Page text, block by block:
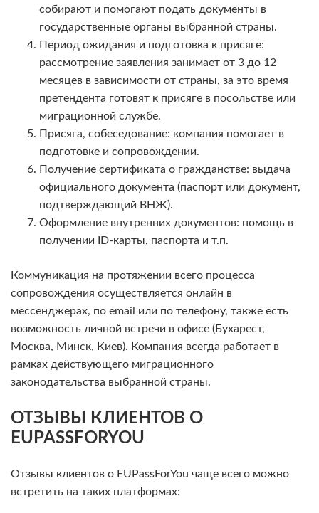
собирают и помогают подать документы в
государственные органы выбранной страны.
Период ожидания и подготовка к присяге:
рассмотрение заявления занимает от 3 до 12
месяцев в зависимости от страны, за это время
претендента готовят к присяге в посольстве или
миграционной службе.
Присяга, собеседование: компания помогает в
подготовке и сопровождении.
Получение сертификата о гражданстве: выдача
официального документа (паспорт или документ,
подтверждающий ВНЖ).
Оформление внутренних документов: помощь в
получении ID-карты, паспорта и т.п.
Коммуникация на протяжении всего процесса
сопровождения осуществляется онлайн в
мессенджерах, по email или по телефону, также есть
возможность личной встречи в офисе (Бухарест,
Москва, Минск, Киев). Компания всегда работает в
рамках действующего миграционного
законодательства выбранной страны.
ОТЗЫВЫ КЛИЕНТОВ О
EUPASSFORYOU
Отзывы клиентов о EUPassForYou чаще всего можно
встретить на таких платформах: